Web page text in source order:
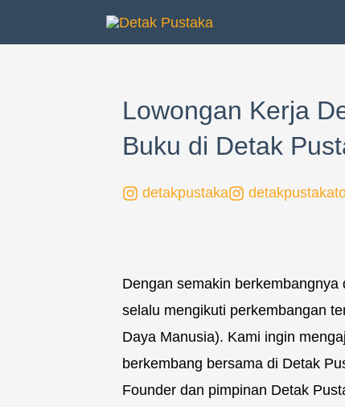
Lowongan Kerja
Buku di Detak
detakpustaka
Dengan semakin
selalu mengikuti perkembangan
Daya Manusia). Kami ingin
berkembang bersama di Detak
Founder dan pimpinan Detak